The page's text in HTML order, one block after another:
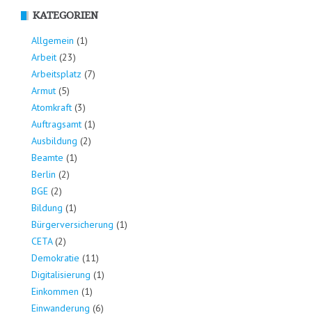
KATEGORIEN
Allgemein (1)
Arbeit (23)
Arbeitsplatz (7)
Armut (5)
Atomkraft (3)
Auftragsamt (1)
Ausbildung (2)
Beamte (1)
Berlin (2)
BGE (2)
Bildung (1)
Bürgerversicherung (1)
CETA(2)
Demokratie (11)
Digitalisierung (1)
Einkommen (1)
Einwanderung (6)